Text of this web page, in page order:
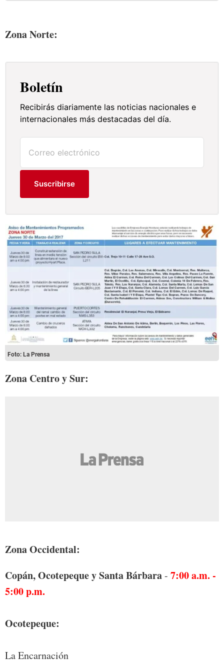
Zona Norte:
Boletín
Recibirás diariamente las noticias nacionales e
internacionales más destacadas del día.
Suscribirse
Foto: La Prensa
Zona Centro y Sur:
Zona Occidental:
Copán, Ocotepeque y Santa Bárbara- 7:00 a.m. -
5:00 p.m.
Ocotepeque:
La Encarnación